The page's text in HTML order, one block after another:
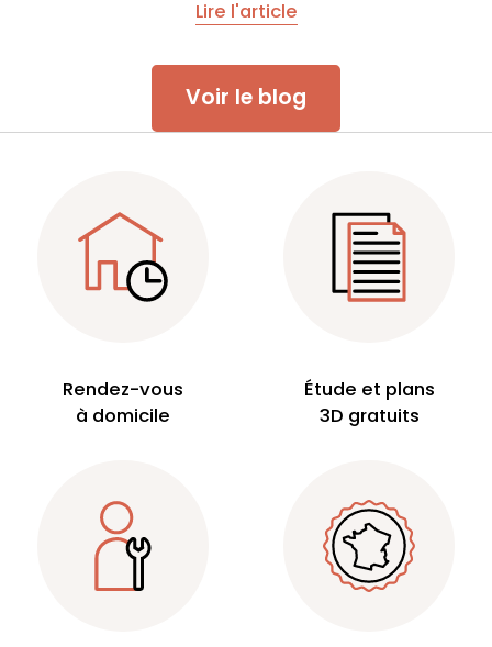
Lire l'article
Voir le blog
Rendez-vous
à domicile
Étude et plans
3D gratuits